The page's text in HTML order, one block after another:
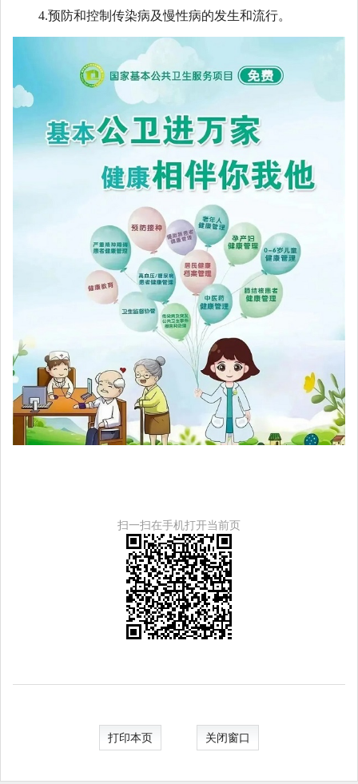
4.预防和控制传染病及慢性病的发生和流行。
扫一扫在手机打开当前页
打印本页 关闭窗口